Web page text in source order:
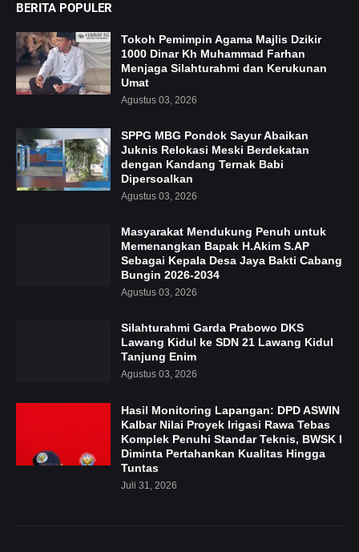
BERITA POPULER
Tokoh Pemimpin Agama Majlis Dzikir
1000 Dinar Kh Muhammad Farhan
Menjaga Silahturahmi dan Kerukunan
Umat
Agustus 03, 2026
SPPG MBG Pondok Sayur Abaikan
Juknis Relokasi Meski Berdekatan
dengan Kandang Ternak Babi
Dipersoalkan
Agustus 03, 2026
Masyarakat Mendukung Penuh untuk
Memenangkan Bapak H.Akim S.AP
Sebagai Kepala Desa Jaya Bakti Cabang
Bungin 2026-2034
Agustus 03, 2026
Silahturahmi Garda Prabowo DKS
Lawang Kidul ke SDN 21 Lawang Kidul
Tanjung Enim
Agustus 03, 2026
Hasil Monitoring Lapangan: DPD ASWIN
Kalbar Nilai Proyek Irigasi Rawa Tebas
Komplek Penuhi Standar Teknis, BWSK I
Diminta Pertahankan Kualitas Hingga
Tuntas
Juli 31, 2026